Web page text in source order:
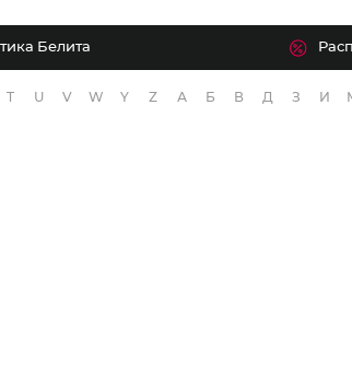
Белита
T U V W Y Z А Б В Д З И